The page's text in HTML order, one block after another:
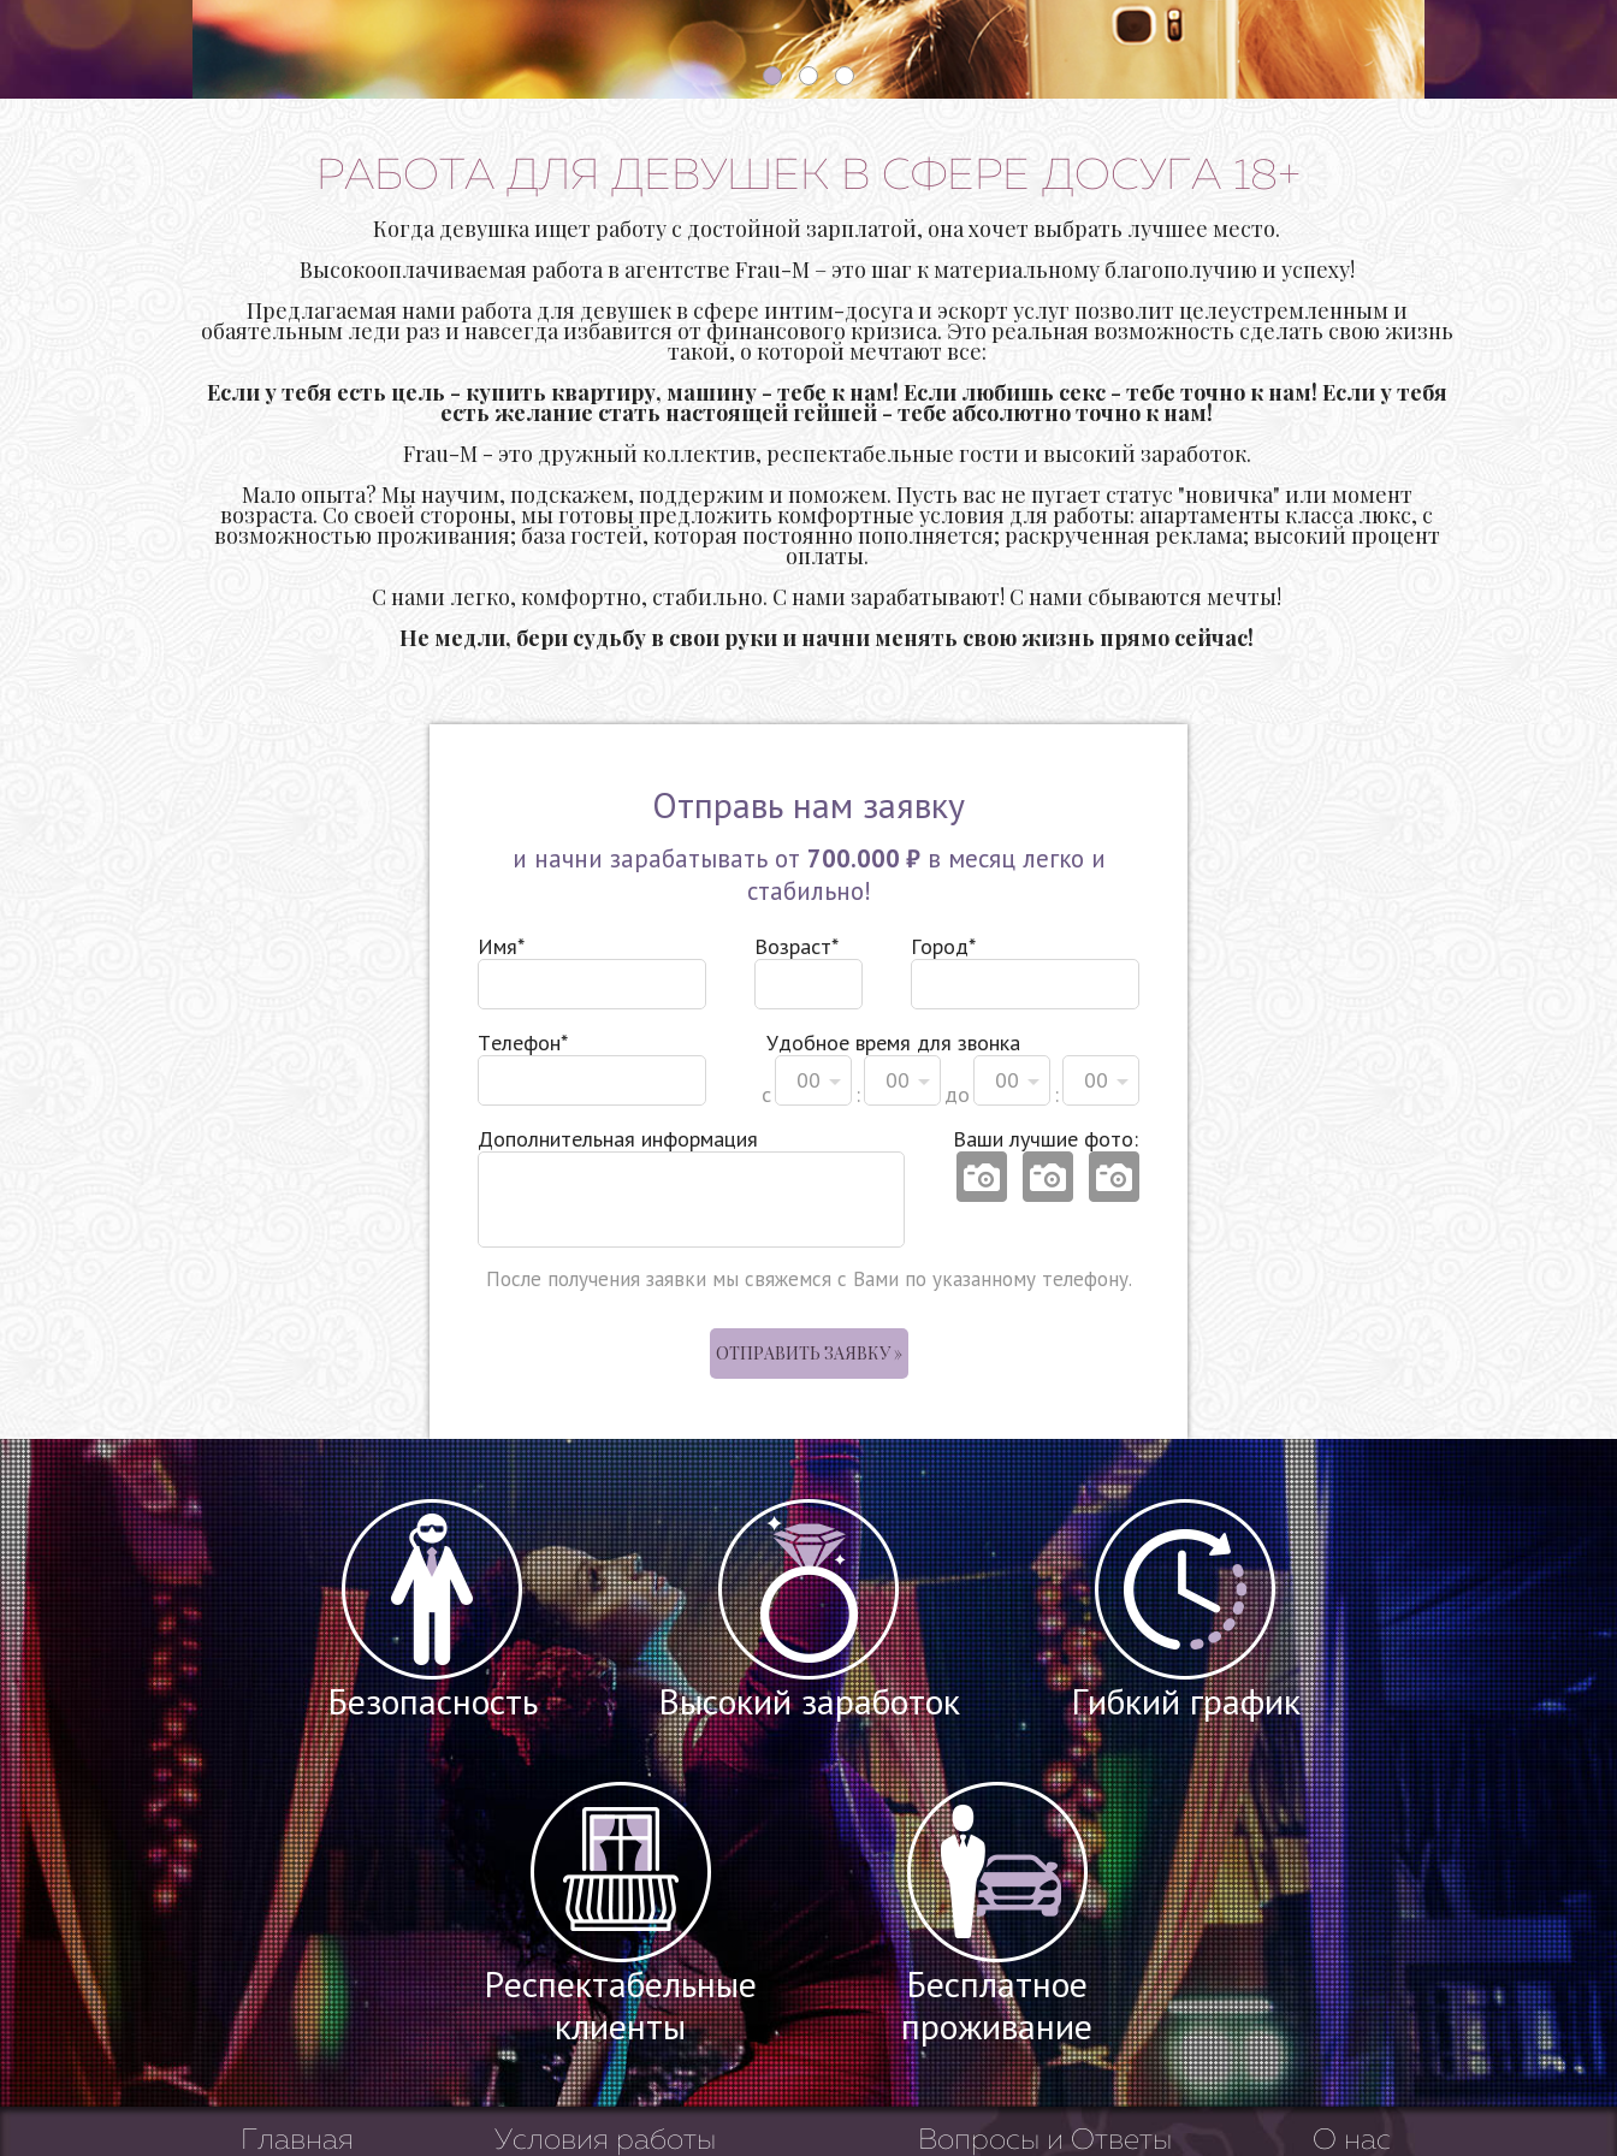
РАБОТА ДЛЯ ДЕВУШЕК В СФЕРЕ ДОСУГА 18+
Когда девушка ищет работу с достойной зарплатой, она хочет выбрать лучшее место.
Высокооплачиваемая работа в агентстве Frau-M – это шаг к материальному благополучию и успеху!
Предлагаемая нами работа для девушек в сфере интим-досуга и эскорт услуг позволит целеустремленным и
обаятельным леди раз и навсегда избавится от финансового кризиса. Это реальная возможность сделать свою жизнь
такой, о которой мечтают все:
Если у тебя есть цель - купить квартиру, машину - тебе к нам! Если любишь секс - тебе точно к нам! Если у тебя
есть желание стать настоящей гейшей - тебе абсолютно точно к нам!
Frau-M - это дружный коллектив, респектабельные гости и высокий заработок.
Мало опыта? Мы научим, подскажем, поддержим и поможем. Пусть вас не пугает статус "новичка" или момент
возраста. Со своей стороны, мы готовы предложить комфортные условия для работы: апартаменты класса люкс, с
возможностью проживания; база гостей, которая постоянно пополняется; раскрученная реклама; высокий процент
оплаты.
С нами легко, комфортно, стабильно. С нами зарабатывают! С нами сбываются мечты!
Не медли, бери судьбу в свои руки и начни менять свою жизнь прямо сейчас!
Отправь нам заявку
и начни зарабатывать от 700.000 ₽в месяц легко и
стабильно!
Имя* Город*
Возраст*
Телефон*
Удобное время для звонка
с
00
:
00
до
00
:
00
Дополнительная информация Ваши лучшие фото:
После получения заявки мы свяжемся с Вами по указанному телефону.
ОТПРАВИТЬ ЗАЯВКУ »
Безопасность Высокий заработок Гибкий график
Респектабельные
клиенты
Бесплатное
проживание
Главная Условия работы Вопросы и Ответы О нас